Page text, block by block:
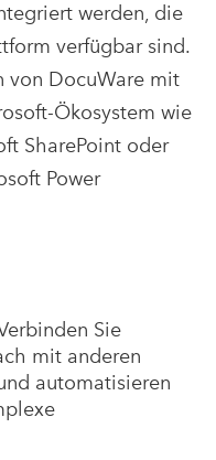
werden, die
verfügbar sind.
von DocuWare mit
Ökosystem wie
SharePoint oder
Power
Sie
mit anderen
automatisieren